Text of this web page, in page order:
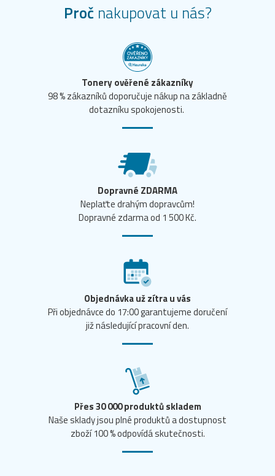
Proč nakupovat u nás?
Tonery ověřené zákazníky
98 % zákazníků doporučuje nákup na základně
dotazníku spokojenosti.
Dopravné ZDARMA
Neplaťte drahým dopravcům!
Dopravné zdarma od 1 500 Kč.
Objednávka už zítra u vás
Při objednávce do 17:00 garantujeme doručení
již následující pracovní den.
Přes 30 000 produktů skladem
Naše sklady jsou plné produktů a dostupnost
zboží 100 % odpovídá skutečnosti.